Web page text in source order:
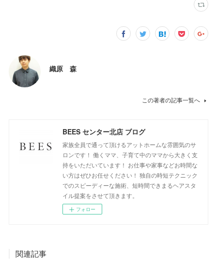
織原 森
この著者の記事一覧へ
BEES センター北店 ブログ
家族全員で通って頂けるアットホームな雰囲気のサ
ロンです！ 働くママ、子育て中のママから大きく支
持をいただいています！ お仕事や家事などお時間な
い方はぜひお任せください！ 独自の時短テクニック
でのスピーディーな施術、短時間できまるヘアスタ
イル提案をさせて頂きます。
フォロー
関連記事